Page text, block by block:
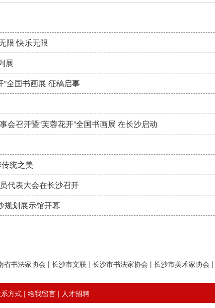
限 快乐无限
展
全国书画展 征稿启事
召开暨“芙蓉花开”全国书画展 在长沙启动
统之美
代表大会在长沙召开
规划展示馆开幕
省书法家协会 | 长沙市文联 | 长沙市书法家协会 | 长沙市美术家协会 |
方式 | 给我留言 | 人才招聘